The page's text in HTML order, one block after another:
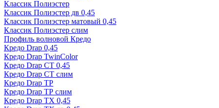
Классик Полиэстер
Классик Полиэстер дв 0,45
Классик Полиэстер матовый 0,45
Классик Полиэстер слим
Профиль волновой Кредо
Кредо Drap 0,45
Кредо Drap TwinColor
Кредо Drap СТ 0,45
Кредо Drap СТ слим
Кредо Drap ТР
Кредо Drap ТР слим
Кредо Drap ТХ 0,45